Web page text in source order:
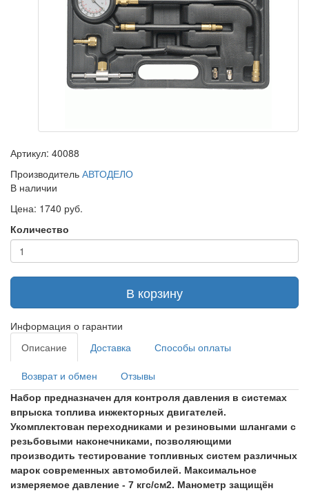
Артикул: 40088
Производитель АВТОДЕЛО
В наличии
Цена: 1740 руб.
Количество
В корзину
Информация о гарантии
Описание
Доставка Способы оплаты
Возврат и обмен Отзывы
Набор предназначен для контроля давления в системах
впрыска топлива инжекторных двигателей.
Укомплектован переходниками и резиновыми шлангами с
резьбовыми наконечниками, позволяющими
производить тестирование топливных систем различных
марок современных автомобилей. Максимальное
измеряемое давление - 7 кгс/см2. Манометр защищён